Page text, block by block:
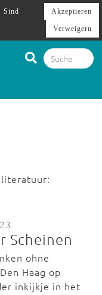
literatuur:
Scheinen
ohne
Haag op
inkijkje in het
Sind
Akzeptieren
Verweigern